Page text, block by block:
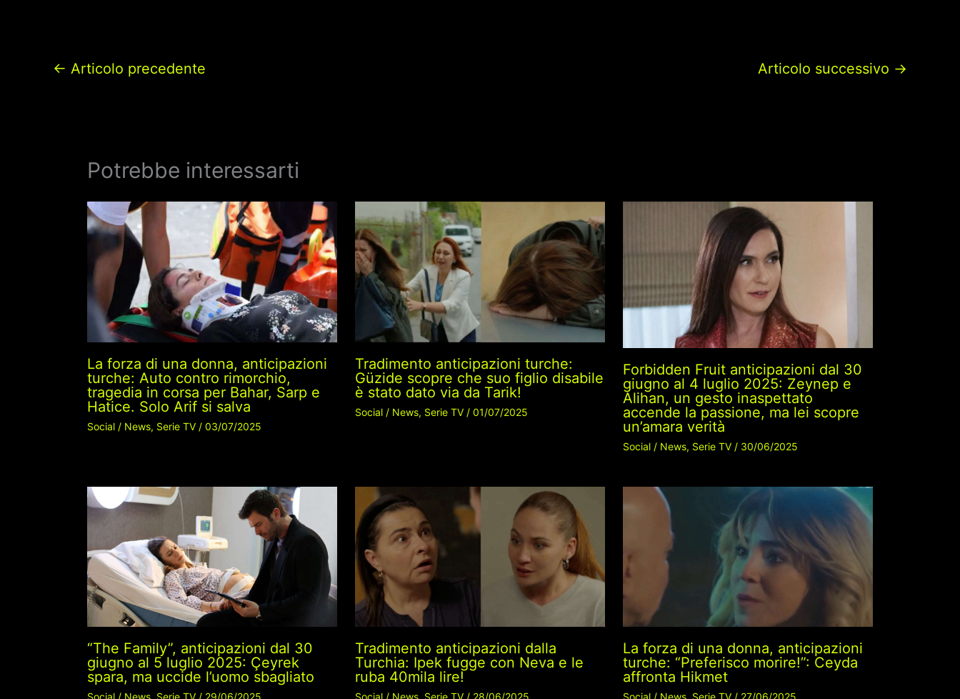
← Articolo precedente Articolo successivo →
Potrebbe interessarti
La forza di una donna, anticipazioni
turche: Auto contro rimorchio,
tragedia in corsa per Bahar, Sarp e
Hatice. Solo Arif si salva
Social / News, Serie TV / 03/07/2025
Tradimento anticipazioni turche:
Güzide scopre che suo figlio disabile
è stato dato via da Tarik!
Social / News, Serie TV / 01/07/2025
Forbidden Fruit anticipazioni dal 30
giugno al 4 luglio 2025: Zeynep e
Alihan, un gesto inaspettato
accende la passione, ma lei scopre
un’amara verità
Social / News, Serie TV / 30/06/2025
“The Family”, anticipazioni dal 30
giugno al 5 luglio 2025: Çeyrek
spara, ma uccide l’uomo sbagliato
Tradimento anticipazioni dalla
Turchia: Ipek fugge con Neva e le
ruba 40mila lire!
La forza di una donna, anticipazioni
turche: “Preferisco morire!”: Ceyda
affronta Hikmet